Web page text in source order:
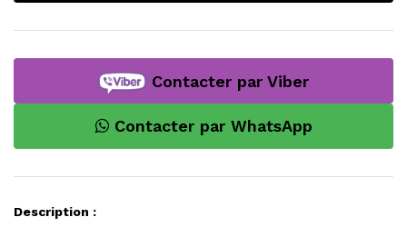
Contacter par Viber
Contacter par WhatsApp
Description :